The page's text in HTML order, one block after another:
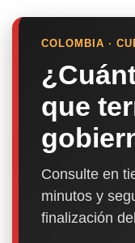
COLOMBIA ·
que
Consulte en
minutos y
finalización